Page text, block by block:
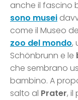
anche il fascino
sono musei
come il Museo
zoo del mondo,
Schönbrunn e le
che sembrano
bambino. A
salto al Prater, il